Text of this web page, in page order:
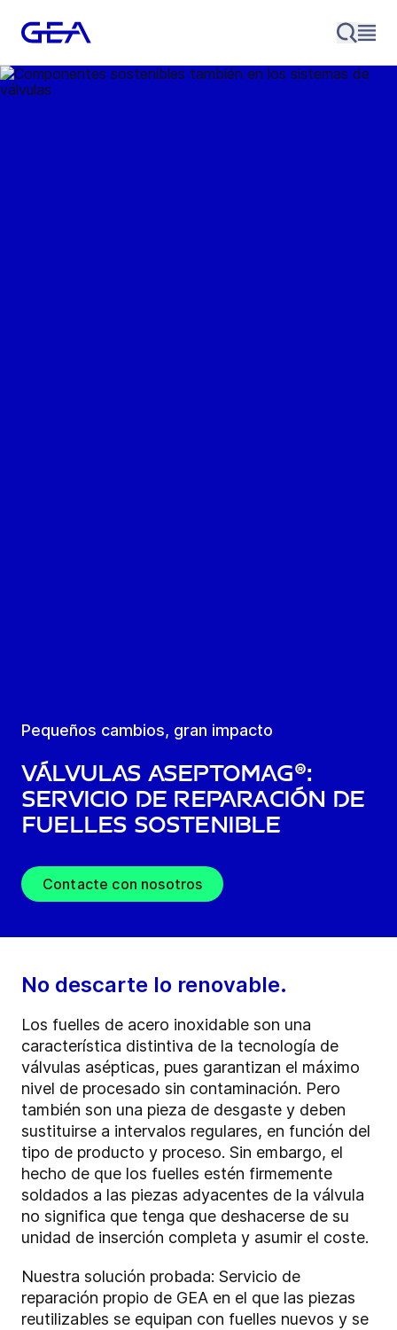
Pequeños cambios, gran impacto
Válvulas Aseptomag®:
Servicio de reparación de
fuelles sostenible
Contacte con nosotros
No descarte lo renovable.
Los fuelles de acero inoxidable son una
característica distintiva de la tecnología de
válvulas asépticas, pues garantizan el máximo
nivel de procesado sin contaminación. Pero
también son una pieza de desgaste y deben
sustituirse a intervalos regulares, en función del
tipo de producto y proceso. Sin embargo, el
hecho de que los fuelles estén firmemente
soldados a las piezas adyacentes de la válvula
no significa que tenga que deshacerse de su
unidad de inserción completa y asumir el coste.
Nuestra solución probada: Servicio de
reparación propio de GEA en el que las piezas
reutilizables se equipan con fuelles nuevos y se